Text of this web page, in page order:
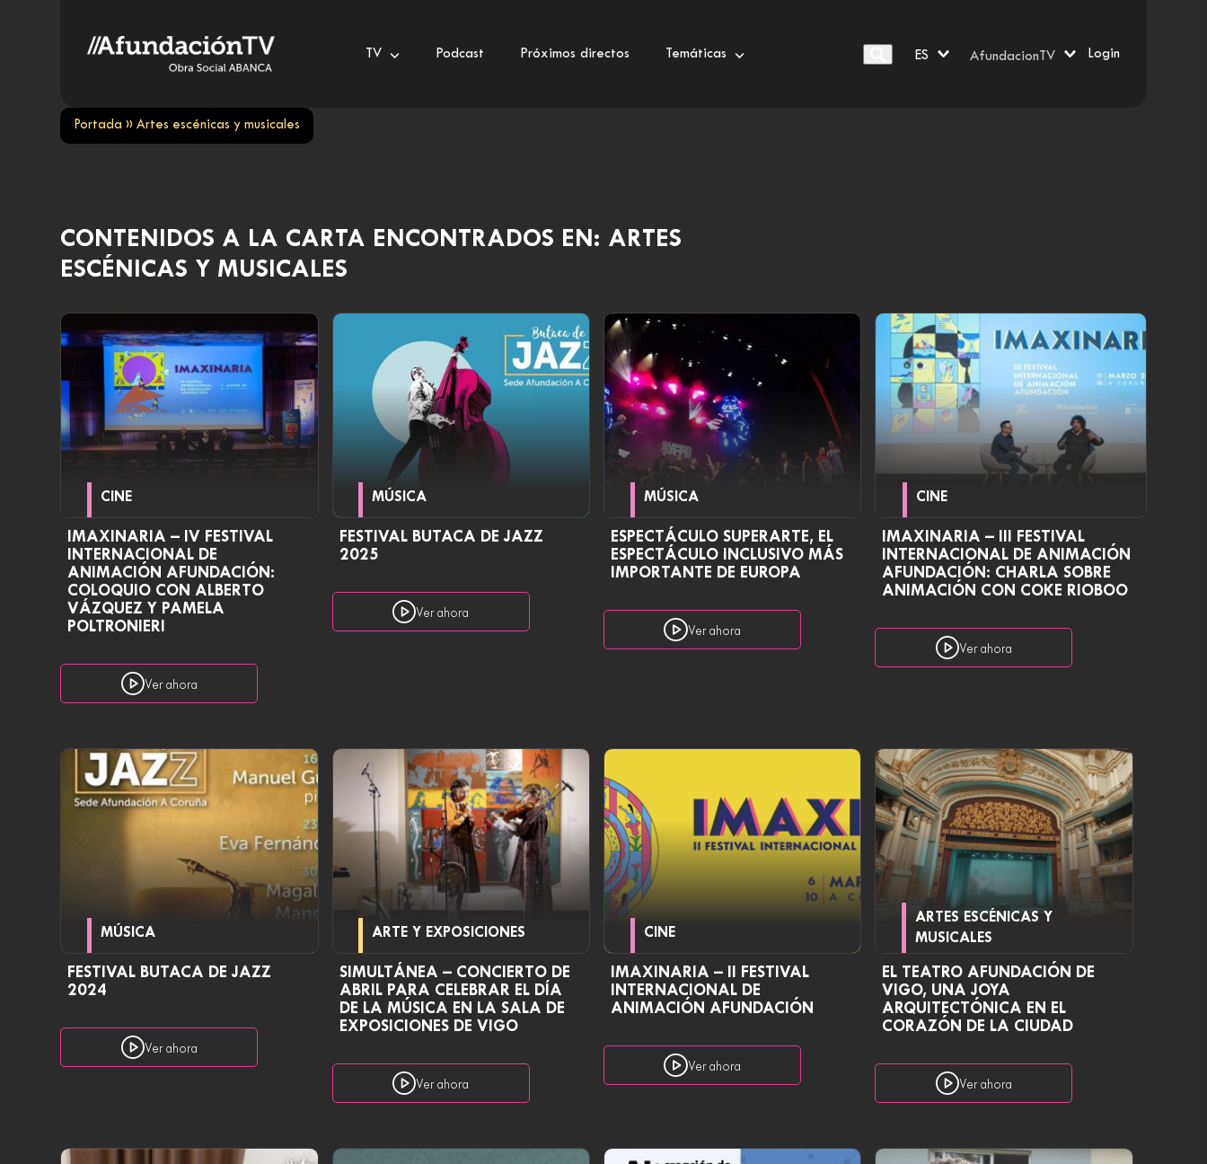
TV Podcast Próximos directos Temáticas ES AfundacionTV Login
Portada »Artes escénicas y musicales
CONTENIDOS A LA CARTA ENCONTRADOS EN: ARTES
ESCÉNICAS Y MUSICALES
CINE
IMAXINARIA – IV FESTIVAL
INTERNACIONAL DE
ANIMACIÓN AFUNDACIÓN:
COLOQUIO CON ALBERTO
VÁZQUEZ Y PAMELA
POLTRONIERI
Ver ahora
MÚSICA
FESTIVAL BUTACA DE JAZZ
2025
Ver ahora
MÚSICA
ESPECTÁCULO SUPERARTE, EL
ESPECTÁCULO INCLUSIVO MÁS
IMPORTANTE DE EUROPA
Ver ahora
CINE
IMAXINARIA – III FESTIVAL
INTERNACIONAL DE ANIMACIÓN
AFUNDACIÓN: CHARLA SOBRE
ANIMACIÓN CON COKE RIOBOO
Ver ahora
MÚSICA
FESTIVAL BUTACA DE JAZZ
2024
Ver ahora
ARTE Y EXPOSICIONES
SIMULTÁNEA – CONCIERTO DE
ABRIL PARA CELEBRAR EL DÍA
DE LA MÚSICA EN LA SALA DE
EXPOSICIONES DE VIGO
Ver ahora
CINE
IMAXINARIA – II FESTIVAL
INTERNACIONAL DE
ANIMACIÓN AFUNDACIÓN
Ver ahora
ARTES ESCÉNICAS Y
MUSICALES
EL TEATRO AFUNDACIÓN DE
VIGO, UNA JOYA
ARQUITECTÓNICA EN EL
CORAZÓN DE LA CIUDAD
Ver ahora